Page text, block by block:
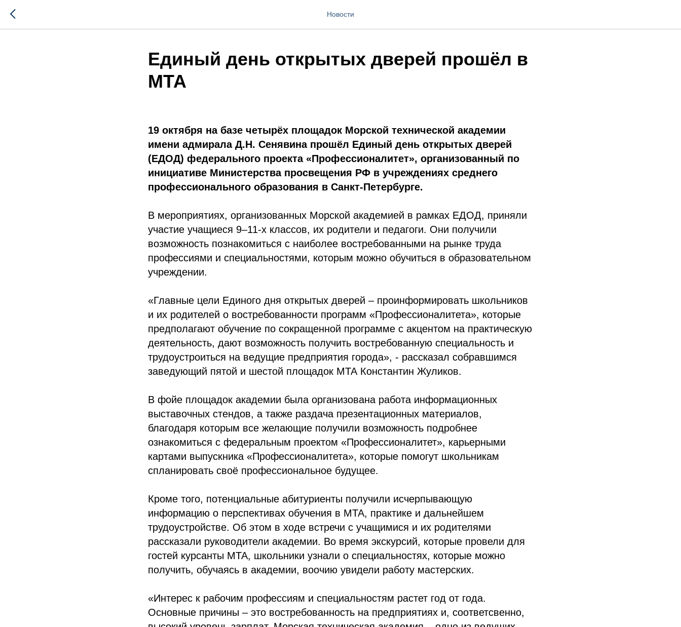
Новости
Единый день открытых дверей прошёл в
МТА
19 октября на базе четырёх площадок Морской технической академии
имени адмирала Д.Н. Сенявина прошёл Единый день открытых дверей
(ЕДОД) федерального проекта «Профессионалитет», организованный по
инициативе Министерства просвещения РФ в учреждениях среднего
профессионального образования в Санкт-Петербурге.
В мероприятиях, организованных Морской академией в рамках ЕДОД, приняли
участие учащиеся 9–11-х классов, их родители и педагоги. Они получили
возможность познакомиться с наиболее востребованными на рынке труда
профессиями и специальностями, которым можно обучиться в образовательном
учреждении.
«Главные цели Единого дня открытых дверей – проинформировать школьников
и их родителей о востребованности программ «Профессионалитета», которые
предполагают обучение по сокращенной программе с акцентом на практическую
деятельность, дают возможность получить востребованную специальность и
трудоустроиться на ведущие предприятия города», - рассказал собравшимся
заведующий пятой и шестой площадок МТА Константин Жуликов.
В фойе площадок академии была организована работа информационных
выставочных стендов, а также раздача презентационных материалов,
благодаря которым все желающие получили возможность подробнее
ознакомиться с федеральным проектом «Профессионалитет», карьерными
картами выпускника «Профессионалитета», которые помогут школьникам
спланировать своё профессиональное будущее.
Кроме того, потенциальные абитуриенты получили исчерпывающую
информацию о перспективах обучения в МТА, практике и дальнейшем
трудоустройстве. Об этом в ходе встречи с учащимися и их родителями
рассказали руководители академии. Во время экскурсий, которые провели для
гостей курсанты МТА, школьники узнали о специальностях, которые можно
получить, обучаясь в академии, воочию увидели работу мастерских.
«Интерес к рабочим профессиям и специальностям растет год от года.
Основные причины – это востребованность на предприятиях и, соответсвенно,